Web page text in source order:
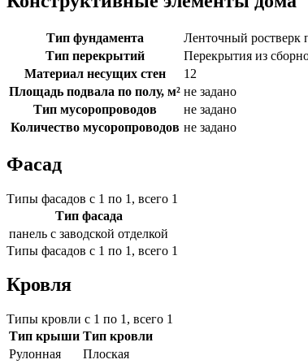
Тип фундамента
Ленточный ростверк
Тип перекрытий
Перекрытия из
Материал несущих стен
12
Площадь подвала по полу, м² не задано
Тип мусоропроводов
не задано
Количество мусоропроводов не задано
Фасад
Типы фасадов с 1 по 1, всего 1
Тип фасада
панель с заводской отделкой
Типы фасадов с 1 по 1, всего 1
Кровля
Типы кровли с 1 по 1, всего 1
Тип крыши Тип кровли
Рулонная
Плоская